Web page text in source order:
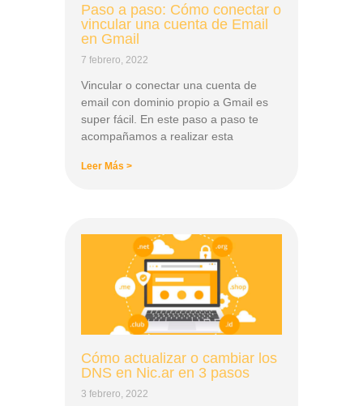
Paso a paso: Cómo conectar o
vincular una cuenta de Email
en Gmail
7 febrero, 2022
Vincular o conectar una cuenta de
email con dominio propio a Gmail es
super fácil. En este paso a paso te
acompañamos a realizar esta
Leer Más >
Cómo actualizar o cambiar los
DNS en Nic.ar en 3 pasos
3 febrero, 2022